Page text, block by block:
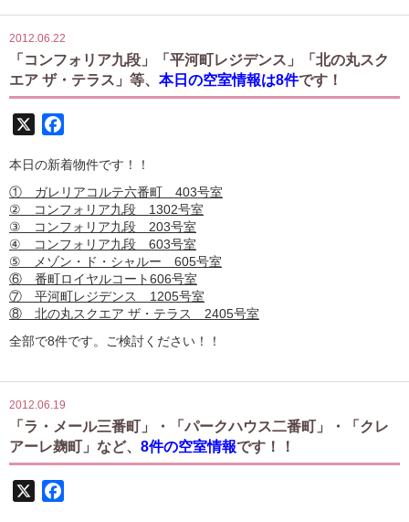
2012.06.22
「コンフォリア九段」「平河町レジデンス」「北の丸スク
エア ザ・テラス」等、 本日の空室情報は8件です！
本日の新着物件です！！
① ガレリアコルテ六番町 403号室
② コンフォリア九段 1302号室
③ コンフォリア九段 203号室
④ コンフォリア九段 603号室
⑤ メゾン・ド・シャルー 605号室
⑥ 番町ロイヤルコート606号室
⑦ 平河町レジデンス 1205号室
⑧ 北の丸スクエア ザ・テラス 2405号室
全部で8件です。ご検討ください！！
2012.06.19
「ラ・メール三番町」・「パークハウス二番町」・「クレ
アーレ麹町」など、 8件の空室情報です！！